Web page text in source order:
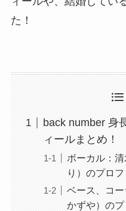
た！
back number 身
ィールまとめ！
ボーカル：
り）のプロ
ベース、コ
かずや）の